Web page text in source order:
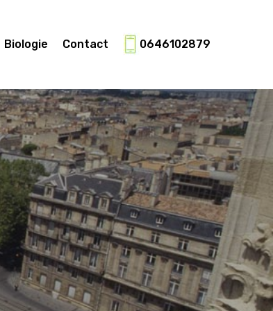
Biologie Contact 0646102879